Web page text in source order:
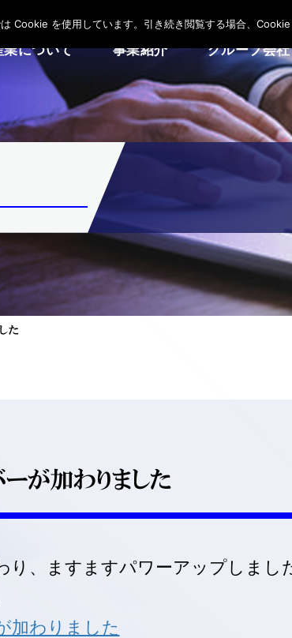
業について 事業紹介 グループ会社
た
が加わりました
り、ますますパワーアップしまし
加わりました
Cookie を使用しています。引き続き閲覧する場合、